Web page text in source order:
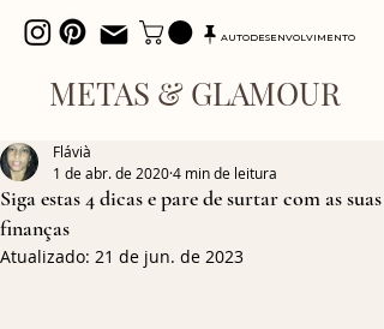
AUTODESENVOLVIMENTO
METAS & GLAMOUR
Siga estas 4 dicas e pare de surtar com as suas
finanças
Flávià
1 de abr. de 20204 min de leitura
Atualizado: 21 de jun. de 2023